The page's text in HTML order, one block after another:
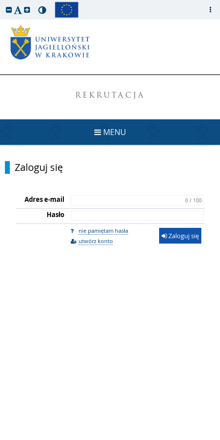
REKRUTACJA
MENU
Zaloguj się
Adres e-mail 0 / 100
Hasło
nie pamiętam hasła
utwórz konto
Zaloguj się